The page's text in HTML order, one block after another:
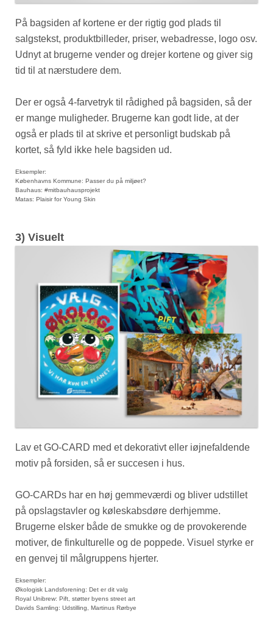
På bagsiden af kortene er der rigtig god plads til
salgstekst, produktbilleder, priser, webadresse, logo osv.
Udnyt at brugerne vender og drejer kortene og giver sig
tid til at nærstudere dem.
Der er også 4-farvetryk til rådighed på bagsiden, så der
er mange muligheder. Brugerne kan godt lide, at der
også er plads til at skrive et personligt budskab på
kortet, så fyld ikke hele bagsiden ud.
Eksempler:
Københavns Kommune: Passer du på miljøet?
Bauhaus: #mitbauhausprojekt
Matas: Plaisir for Young Skin
3) Visuelt
Lav et GO-CARD med et dekorativt eller iøjnefaldende
motiv på forsiden, så er succesen i hus.
GO-CARDs har en høj gemmeværdi og bliver udstillet
på opslagstavler og køleskabsdøre derhjemme.
Brugerne elsker både de smukke og de provokerende
motiver, de finkulturelle og de poppede. Visuel styrke er
en genvej til målgruppens hjerter.
Eksempler:
Økologisk Landsforening: Det er dit valg
Royal Unibrew: Pift, støtter byens street art
Davids Samling: Udstilling, Martinus Rørbye